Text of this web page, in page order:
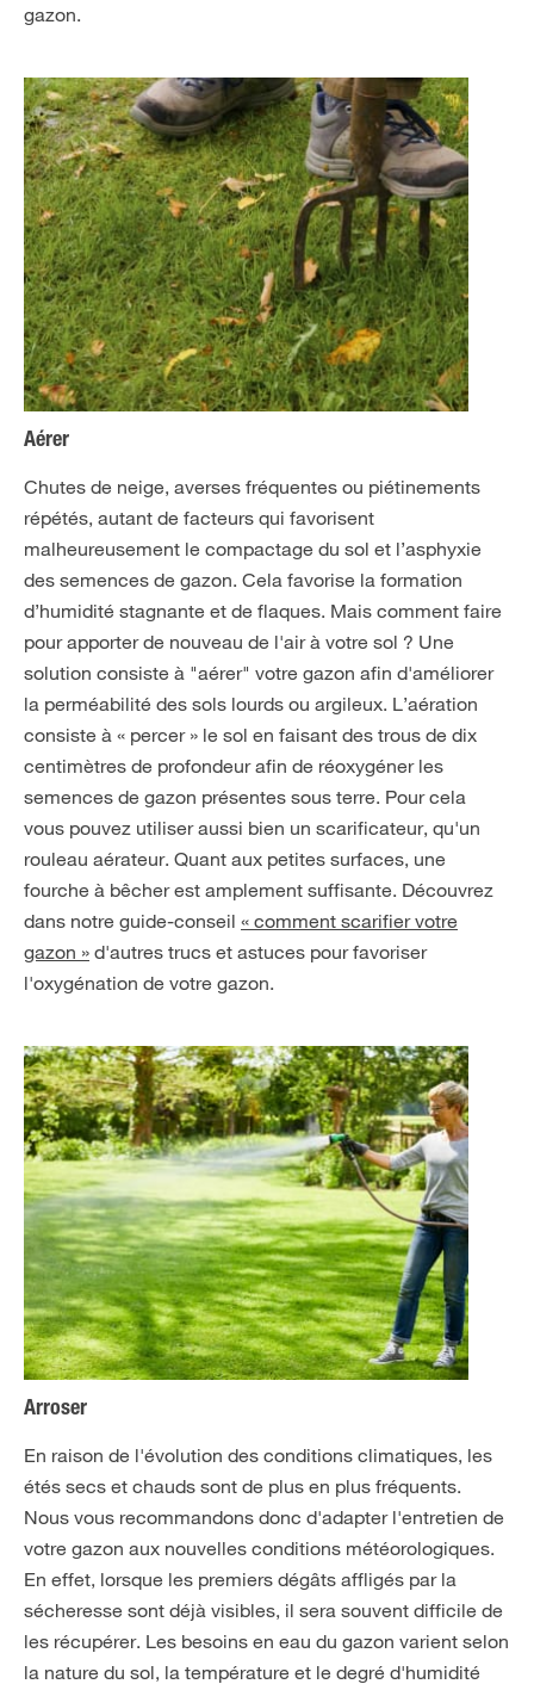
gazon.
Aérer
Chutes de neige, averses fréquentes ou piétinements
répétés, autant de facteurs qui favorisent
malheureusement le compactage du sol et l’asphyxie
des semences de gazon. Cela favorise la formation
d’humidité stagnante et de flaques. Mais comment faire
pour apporter de nouveau de l'air à votre sol ? Une
solution consiste à "aérer" votre gazon afin d'améliorer
la perméabilité des sols lourds ou argileux. L’aération
consiste à « percer » le sol en faisant des trous de dix
centimètres de profondeur afin de réoxygéner les
semences de gazon présentes sous terre. Pour cela
vous pouvez utiliser aussi bien un scarificateur, qu'un
rouleau aérateur. Quant aux petites surfaces, une
fourche à bêcher est amplement suffisante. Découvrez
dans notre guide-conseil « comment scarifier votre
gazon » d'autres trucs et astuces pour favoriser
l'oxygénation de votre gazon.
Arroser
En raison de l'évolution des conditions climatiques, les
étés secs et chauds sont de plus en plus fréquents.
Nous vous recommandons donc d'adapter l'entretien de
votre gazon aux nouvelles conditions météorologiques.
En effet, lorsque les premiers dégâts affligés par la
sécheresse sont déjà visibles, il sera souvent difficile de
les récupérer. Les besoins en eau du gazon varient selon
la nature du sol, la température et le degré d'humidité